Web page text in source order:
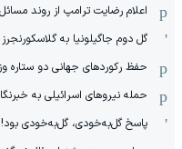
اعلام رضایت ترامپ از روند
گل دوم جاگیلونیا به گلاسکورنجرز
حفظ رکوردهای جهانی دو ستاره
حمله نیروهای اسرائیلی به
پاسخ گل‌به‌خودی، گل‌به‌خودی بود!